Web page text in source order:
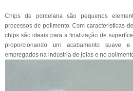
Chips de porcelana são pequenos
processos de polimento. Com características
chips são ideais para a finalização de
proporcionando um acabamento suave
empregados na indústria de joias e no